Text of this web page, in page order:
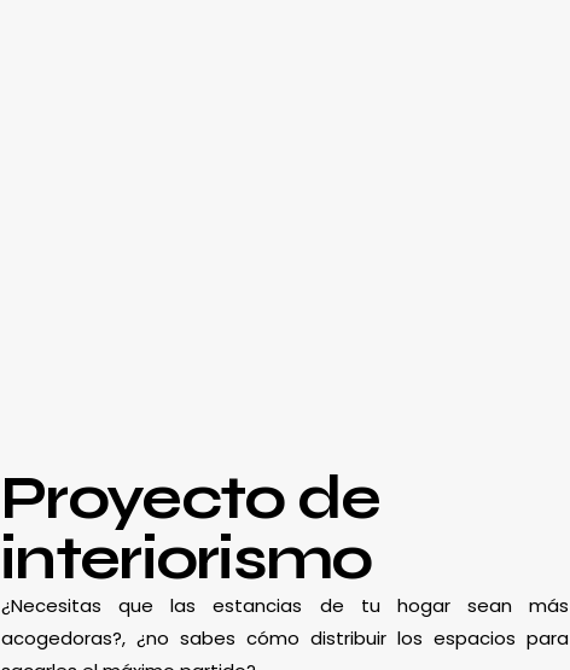
Proyecto de
interiorismo
¿Necesitas que las estancias de tu hogar sean más
acogedoras?, ¿no sabes cómo distribuir los espacios para